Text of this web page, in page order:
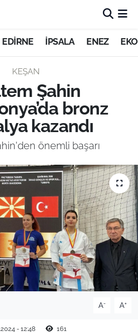
EDİRNE İPSALA ENEZ
KEŞAN
Şahin
bronz
kazandı
önemli başarı
A- A+
- 12:48 161